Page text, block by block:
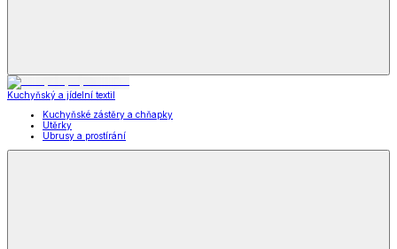
Kuchyňský a jídelní textil
Kuchyňské zástěry a chňapky
Utěrky
Ubrusy a prostírání